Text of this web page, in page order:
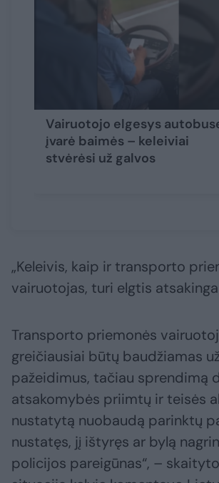
Vairuotojo elgesys
įvarė baimės – keleiviai
stvėrėsi už galvos
„Keleivis, kaip ir transporto
vairuotojas, turi elgtis
Transporto priemonės
greičiausiai būtų baudžiamas
pažeidimus, tačiau sprendimą
atsakomybės priimtų ir teisės
nustatytą nuobaudą parinktų
nustatęs, jį ištyręs ar bylą
policijos pareigūnas“, –